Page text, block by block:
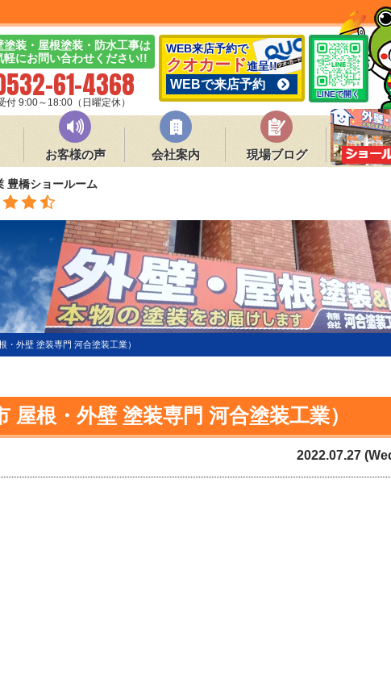
塗装・屋根塗装・防水工事は
軽にお問い合わせください!!
61-4368
付 9:00～18:00（日曜定休）
WEB来店予約で
クオカード進呈!!
WEBで来店予約
LINEで開く
お客様の声 会社案内 現場ブログ
豊橋ショールーム
・外壁 塗装専門 河合塗装工業）
根・外壁 塗装専門 河合塗装工業）
2022.07.27